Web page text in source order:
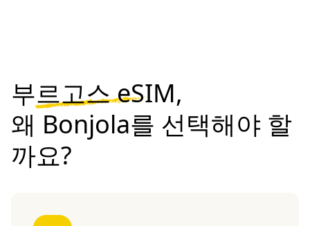
부르고스 eSIM,
왜 Bonjola를 선택해야 할
까요?